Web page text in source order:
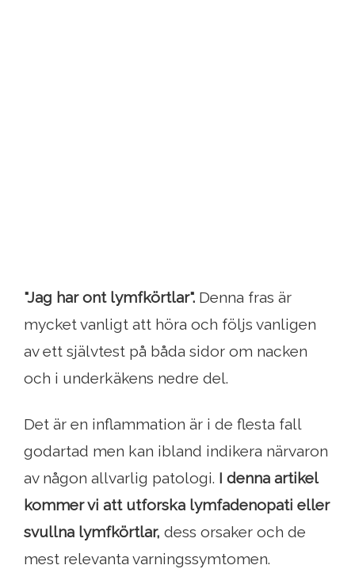
"Jag har ont lymfkörtlar". Denna fras är
mycket vanligt att höra och följs vanligen
av ett självtest på båda sidor om nacken
och i underkäkens nedre del.
Det är en inflammation är i de flesta fall
godartad men kan ibland indikera närvaron
av någon allvarlig patologi. I denna artikel
kommer vi att utforska lymfadenopati eller
svullna lymfkörtlar, dess orsaker och de
mest relevanta varningssymtomen.